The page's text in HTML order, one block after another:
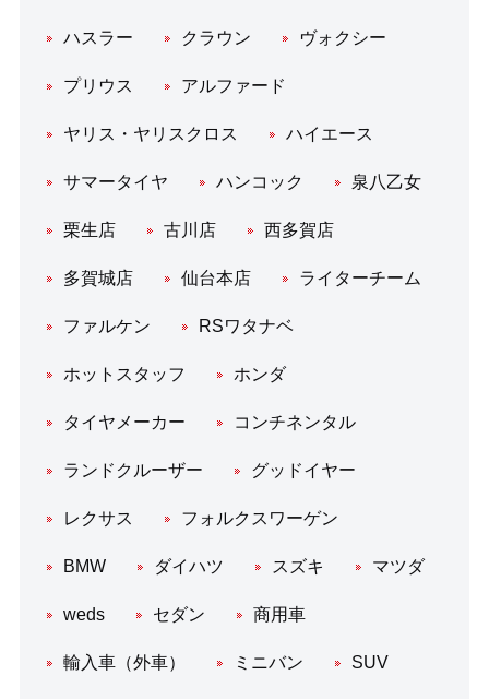
ハスラー クラウン ヴォクシー
プリウス アルファード
ヤリス・ヤリスクロス ハイエース
サマータイヤ ハンコック 泉八乙女
栗生店 古川店 西多賀店
多賀城店 仙台本店 ライターチーム
ファルケン RSワタナベ
ホットスタッフ ホンダ
タイヤメーカー コンチネンタル
ランドクルーザー グッドイヤー
レクサス フォルクスワーゲン
BMW ダイハツ スズキ マツダ
weds セダン 商用車
輸入車（外車） ミニバン SUV